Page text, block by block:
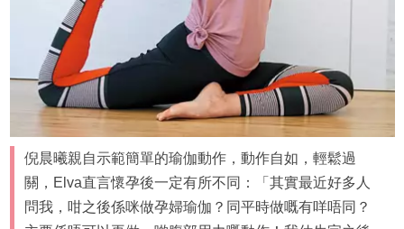
倪晨曦親自示範簡單的瑜伽動作，動作自如，輕鬆過
關，Elva直言懷孕後一定有所不同：「其實最近好多人
問我，咁之後係咪做孕婦瑜伽？同平時做嘅有咩唔同？